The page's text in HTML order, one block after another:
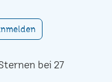
bei 27